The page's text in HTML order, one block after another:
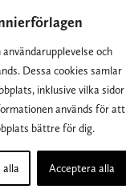
och
Dessa cookies samlar
inklusive vilka sidor
används för att
bättre för dig.
alla Acceptera alla
och är Sveriges